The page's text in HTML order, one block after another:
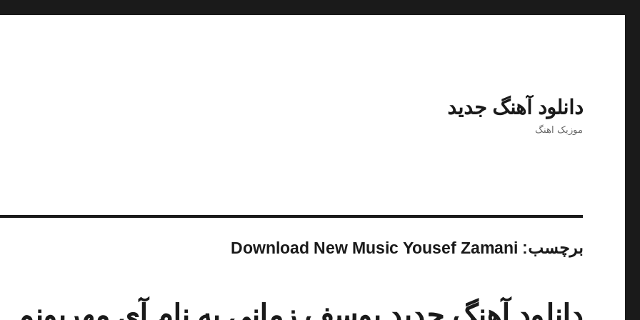
دانلود آهنگ جدید
موزیک اهنگ
برچسب: Download New Music Yousef Zamani